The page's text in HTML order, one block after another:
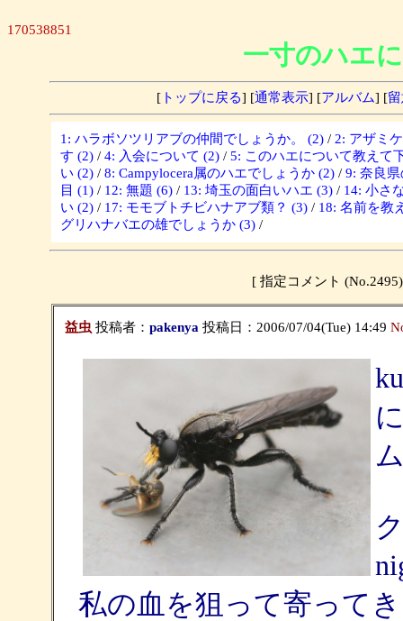
170538851
一寸のハエ
[トップに戻る] [通常表示] [アルバム] [
1: ハラボソツリアブの仲間でしょうか。 (2) / 2: アザミ
す (2) / 4: 入会について (2) / 5: このハエについて教えて
い (2) / 8: Campylocera属のハエでしょうか (2) / 9: 奈良
目 (1) / 12: 無題 (6) / 13: 埼玉の面白いハエ (3) / 14: 小さ
い (2) / 17: モモブトチビハナアブ類？ (3) / 18: 名前を教
グリハナバエの雄でしょうか (3) /
[ 指定コメント
益虫 投稿者： pakenya 投稿日：2006/07/04(Tue) 14:49
私の血を狙って寄って